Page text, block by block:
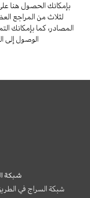
بإمكانك الحصول هنا
لثلاث من المراجع
المصادر، كما بإمكانك
الوصول إلى
شبكة
شبكة السراج في